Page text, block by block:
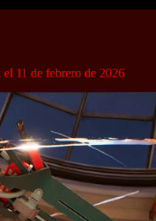
11 de febrero de 2026